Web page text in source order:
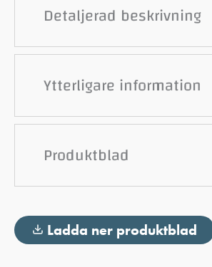
Detaljerad beskrivning
Ytterligare information
Produktblad
Ladda ner produktblad